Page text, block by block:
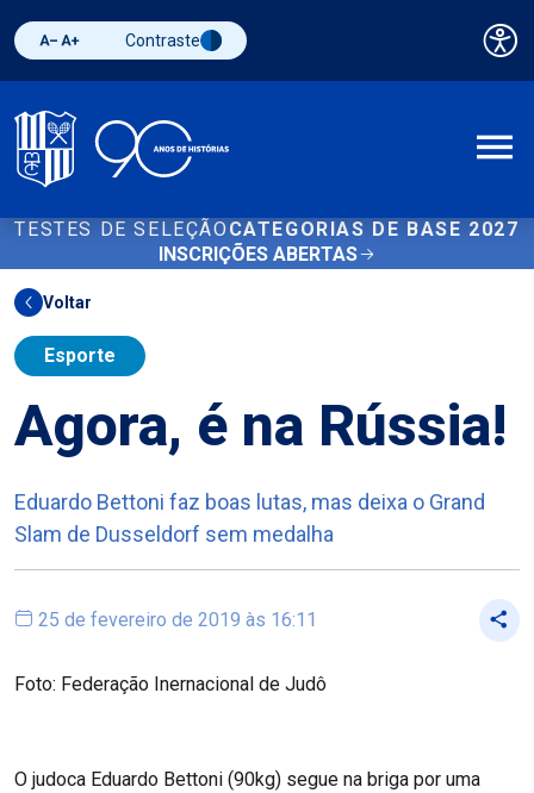
Diminuir fonte
Aumentar fonteAlternar contraste
Contraste
TESTES DE SELEÇÃO CATEGORIAS DE BASE 2027
INSCRIÇÕES ABERTAS
Voltar
Esporte
Agora, é na Rússia!
Eduardo Bettoni faz boas lutas, mas deixa o Grand
Slam de Dusseldorf sem medalha
25 de fevereiro de 2019 às 16:11
Foto: Federação Inernacional de Judô
O judoca Eduardo Bettoni (90kg) segue na briga por uma